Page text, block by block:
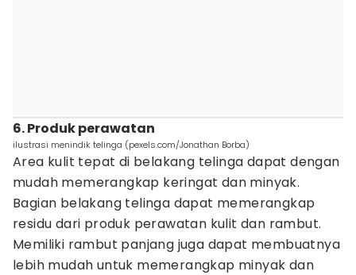
6. Produk perawatan
ilustrasi menindik telinga (pexels.com/Jonathan Borba)
Area kulit tepat di belakang telinga dapat dengan
mudah memerangkap keringat dan minyak.
Bagian belakang telinga dapat memerangkap
residu dari produk perawatan kulit dan rambut.
Memiliki rambut panjang juga dapat membuatnya
lebih mudah untuk memerangkap minyak dan